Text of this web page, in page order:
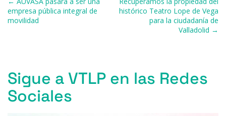
o
o
y
s
m
ti
r
empresa pública integral de
movilidad
histórico Teatro Lope de Vega
para la ciudadanía de
Valladolid →
Sigue a VTLP en las Redes
Sociales